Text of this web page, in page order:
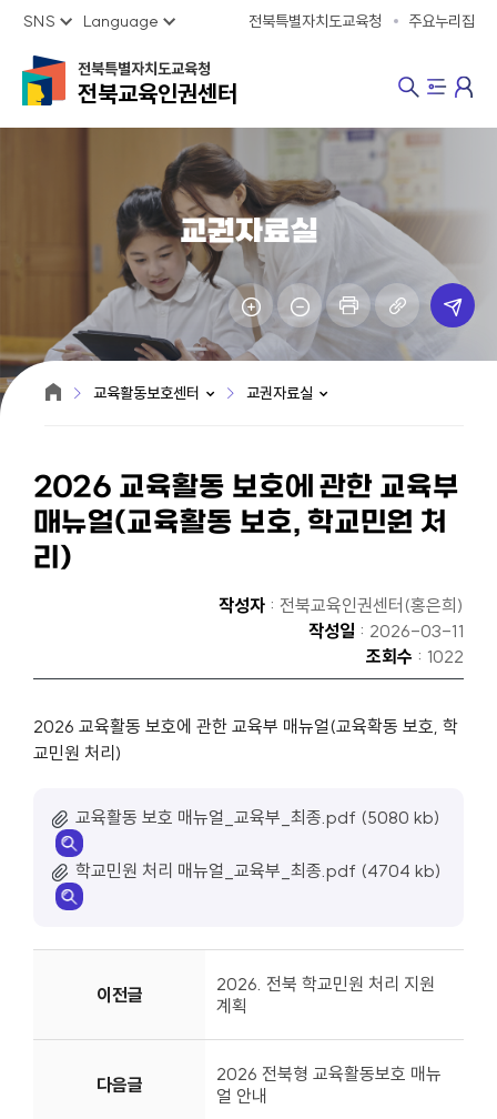
SNS Language 전북특별자치도교육청 주요누리집
전북특별자치도교육청
전북교육인권센터
교권자료실
교육활동보호센터 교권자료실
2026 교육활동 보호에 관한 교육부
매뉴얼(교육활동 보호, 학교민원 처
리)
작성자 : 전북교육인권센터(홍은희)
작성일 : 2026-03-11
조회수 : 1022
2026 교육활동 보호에 관한 교육부 매뉴얼(교육확동 보호, 학
교민원 처리)
교육활동 보호 매뉴얼_교육부_최종.pdf (5080 kb)
학교민원 처리 매뉴얼_교육부_최종.pdf (4704 kb)
이전글
2026. 전북 학교민원 처리 지원
계획
다음글
2026 전북형 교육활동보호 매뉴
얼 안내